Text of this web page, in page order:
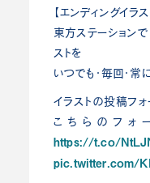
【エンディングイラス
東方ステーションで
ストを
いつでも・毎回・常
イラストの投稿フォ
こちらのフォ
https://t.co/
pic.twitter.com/